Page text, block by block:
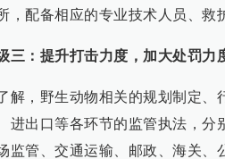
，配备相应的专业技术人员、救
三：提升打击力度，加大处罚力
解，野生动物相关的规划制定、
进出口等各环节的监管执法，分
监管、交通运输、邮政、海关、